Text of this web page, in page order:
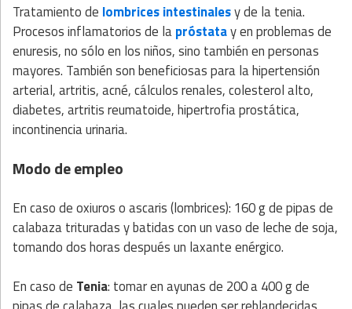
Tratamiento de lombrices intestinalesy de la tenia.
Procesos inflamatorios de lapróstatay en problemas de
enuresis, no sólo en los niños, sino también en personas
mayores. También son beneficiosas para la hipertensión
arterial, artritis, acné, cálculos renales, colesterol alto,
diabetes, artritis reumatoide, hipertrofia prostática,
incontinencia urinaria.
Modo de empleo
En caso de oxiuros o ascaris (lombrices): 160 g de pipas de
calabaza trituradas y batidas con un vaso de leche de soja,
tomando dos horas después un laxante enérgico.
En caso de Tenia: tomar en ayunas de 200 a 400 g de